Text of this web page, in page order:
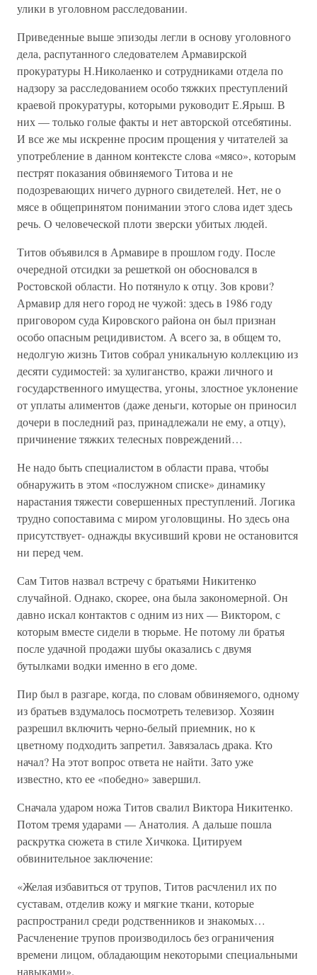
улики в уголовном расследовании.
Приведенные выше эпизоды легли в основу уголовного
дела, распутанного следователем Армавирской
прокуратуры Н.Николаенко и сотрудниками отдела по
надзору за расследованием особо тяжких преступлений
краевой прокуратуры, которыми руководит Е.Ярыш. В
них — только голые факты и нет авторской отсебятины.
И все же мы искренне просим прощения у читателей за
употребление в данном контексте слова «мясо», которым
пестрят показания обвиняемого Титова и не
подозревающих ничего дурного свидетелей. Нет, не о
мясе в общепринятом понимании этого слова идет здесь
речь. О человеческой плоти зверски убитых людей.
Титов объявился в Армавире в прошлом году. После
очередной отсидки за решеткой он обосновался в
Ростовской области. Но потянуло к отцу. Зов крови?
Армавир для него город не чужой: здесь в 1986 году
приговором суда Кировского района он был признан
особо опасным рецидивистом. А всего за, в общем то,
недолгую жизнь Титов собрал уникальную коллекцию из
десяти судимостей: за хулиганство, кражи личного и
государственного имущества, угоны, злостное уклонение
от уплаты алиментов (даже деньги, которые он приносил
дочери в последний раз, принадлежали не ему, а отцу),
причинение тяжких телесных повреждений…
Не надо быть специалистом в области права, чтобы
обнаружить в этом «послужном списке» динамику
нарастания тяжести совершенных преступлений. Логика
трудно сопоставима с миром уголовщины. Но здесь она
присутствует- однажды вкусивший крови не остановится
ни перед чем.
Сам Титов назвал встречу с братьями Никитенко
случайной. Однако, скорее, она была закономерной. Он
давно искал контактов с одним из них — Виктором, с
которым вместе сидели в тюрьме. Не потому ли братья
после удачной продажи шубы оказались с двумя
бутылками водки именно в его доме.
Пир был в разгаре, когда, по словам обвиняемого, одному
из братьев вздумалось посмотреть телевизор. Хозяин
разрешил включить черно-белый приемник, но к
цветному подходить запретил. Завязалась драка. Кто
начал? На этот вопрос ответа не найти. Зато уже
известно, кто ее «победно» завершил.
Сначала ударом ножа Титов свалил Виктора Никитенко.
Потом тремя ударами — Анатолия. А дальше пошла
раскрутка сюжета в стиле Хичкока. Цитируем
обвинительное заключение:
«Желая избавиться от трупов, Титов расчленил их по
суставам, отделив кожу и мягкие ткани, которые
распространил среди родственников и знакомых…
Расчленение трупов производилось без ограничения
времени лицом, обладающим некоторыми специальными
навыками».